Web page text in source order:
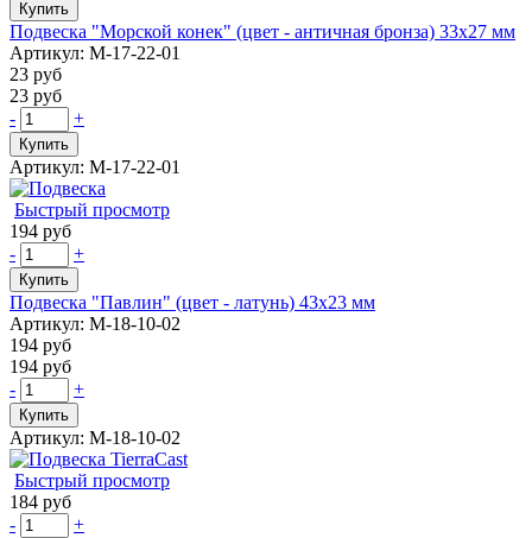
Купить
Подвеска "Морской конек" (цвет - античная бронза) 33х27 мм
Артикул: М-17-22-01
23 руб
23 руб
-
+
Купить
Артикул: М-17-22-01
Быстрый просмотр
194 руб
-
+
Купить
Подвеска "Павлин" (цвет - латунь) 43х23 мм
Артикул: М-18-10-02
194 руб
194 руб
-
+
Купить
Артикул: М-18-10-02
Быстрый просмотр
184 руб
-
+